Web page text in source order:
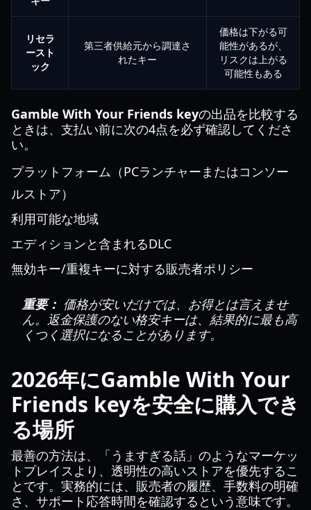
リセラ
ースト
ック
第三者供給元から調達さ
れたキー
価格は下がる可
能性があるが、
リスクは上がる
可能性もある
Gamble With Your Friends keyの出品を比較する
ときは、支払い前に次の4点を必ず確認してくださ
い。
プラットフォーム（PCランチャーまたはコンソー
ルストア）
利用可能な地域
エディションと含まれるDLC
無効キー/重複キーに対する販売者ポリシー
重要： 価格が安いだけでは、お得とは言えませ
ん。返金保護のない格安キーは、結果的に最も高
くつく選択になることがあります。
2026年にGamble With Your
Friends keyを安全に購入でき
る場所
最善の方法は、「うますぎる話」のようなマーケッ
トプレイスより、透明性の高いストアを優先するこ
とです。実務的には、販売者の履歴、手数料の明確
さ、サポート応答時間を確認するという意味です。